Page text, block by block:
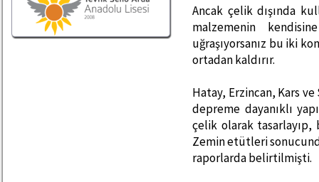
Ancak çelik dışında
malzemenin
uğraşıyorsanız bu iki
ortadan kaldırır.
Hatay, Erzincan, Kars
depreme dayanıklı
çelik olarak tasarlayıp,
Zemin etütleri
raporlarda belirtilmişti.